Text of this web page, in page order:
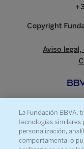
Copyright
Aviso
La Fundación BBVA,
tecnologías similares
personalización,
comportamental o